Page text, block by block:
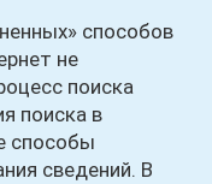
способов
не
поиска
поиска в
способы
сведений. В